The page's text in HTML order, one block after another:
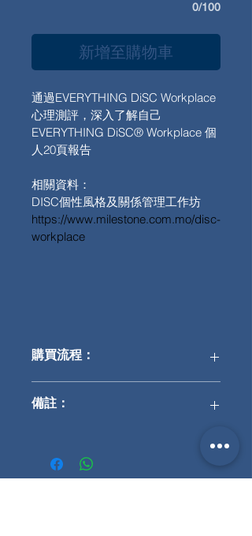
0/100
新增至購物車
通過EVERYTHING DiSC Workplace
心理測評，深入了解自己
EVERYTHING DiSC® Workplace 個
人20頁報告
相關資料：
DISC個性風格及關係管理工作坊
https://www.milestone.com.mo/disc-
workplace
購買流程：
付款後3天內會電郵網上問卷
備註：
告，而英文問卷則不能額外出簡體中
文報告。